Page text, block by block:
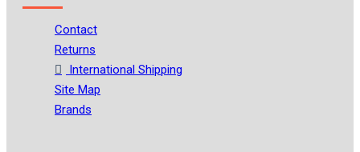
Contact
Returns
International Shipping
Site Map
Brands